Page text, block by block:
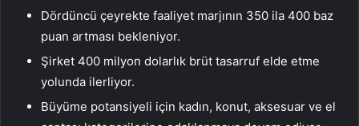
Dördüncü çeyrekte faaliyet marjının 350 ila 400 baz
puan artması bekleniyor.
Şirket 400 milyon dolarlık brüt tasarruf elde etme
yolunda ilerliyor.
Büyüme potansiyeli için kadın, konut, aksesuar ve el